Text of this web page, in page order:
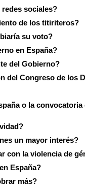
redes sociales?
de los titiriteros?
su voto?
en España?
del Gobierno?
del Congreso de los
o la convocatoria
un mayor interés?
con la violencia de
España?
más?